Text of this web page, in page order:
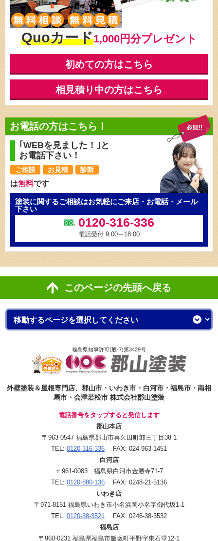
Quoカード1,000円分プレゼント
初めての方はこちら
相見積り中の方はこちら
お電話の方はこちら！
｢WEBを見ました！｣と
お電話下さい！
ご相談 お見積 診断
は無料です
塗装に関するご相談はお気軽にご来店・お電話・メール
下さい
0120-316-336
電話受付 9:00～18:00
このページの先頭へ戻る
福島県知事許可(般-7)第3429号
外壁塗装＆屋根専門店、郡山市・いわき市・白河市・福島市・南相
馬市・会津若松市 株式会社郡山塗装
電話番号をタップすると発信します
郡山本店
〒963-0547 福島県郡山市喜久田町卸三丁目38-1
TEL: 0120-316-336 FAX: 024-963-1451
白河店
〒961-0083 福島県白河市金勝寺71-7
TEL: 0120-880-136 FAX: 0248-21-5136
いわき店
〒971-8151 福島県いわき市小名浜岡小名字御代坂1-1
TEL: 0120-38-3521
FAX: 0246-38-3532
福島店
〒960-0231 福島県福島市飯坂町平野字東石堂12-1